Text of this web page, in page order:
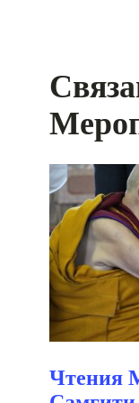
Чтения